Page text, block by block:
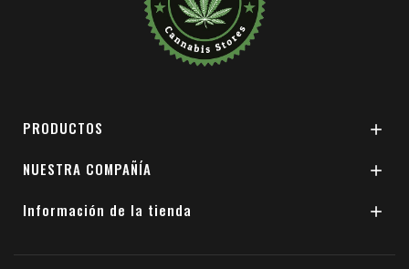
PRODUCTOS 
NUESTRA COMPAÑÍA 
Información de la tienda 